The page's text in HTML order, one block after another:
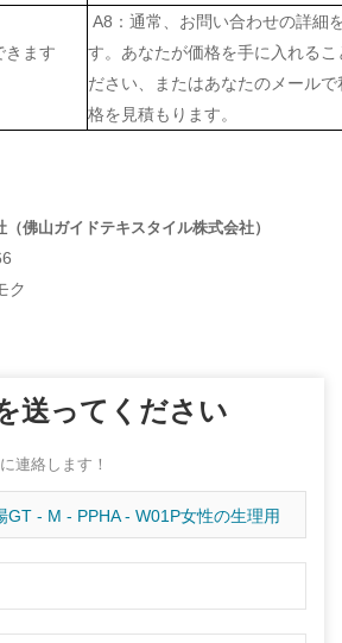
きます
A8：通常、お問い合わせの詳細
す。あなたが価格を手に入れる
ださい、またはあなたのメール
格を見積もります。
佛山ガイドテキスタイル株式会社）
ク
送ってください
連絡します！
GT - M - PPHA - W01P女性の生理用
織布を介してソフト親水熱い空気